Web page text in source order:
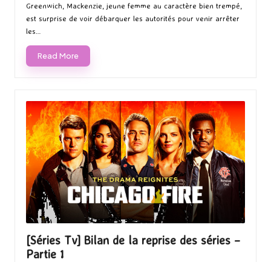
Greenwich, Mackenzie, jeune femme au caractère bien trempé,
est surprise de voir débarquer les autorités pour venir arrêter
les…
Read More
[Séries Tv] Bilan de la reprise des séries –
Partie 1